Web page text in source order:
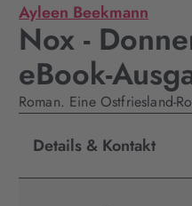
Ayleen Beekmann
Nox -
eBook-
Roman. Eine Ostfriesland-
Details & Kontakt